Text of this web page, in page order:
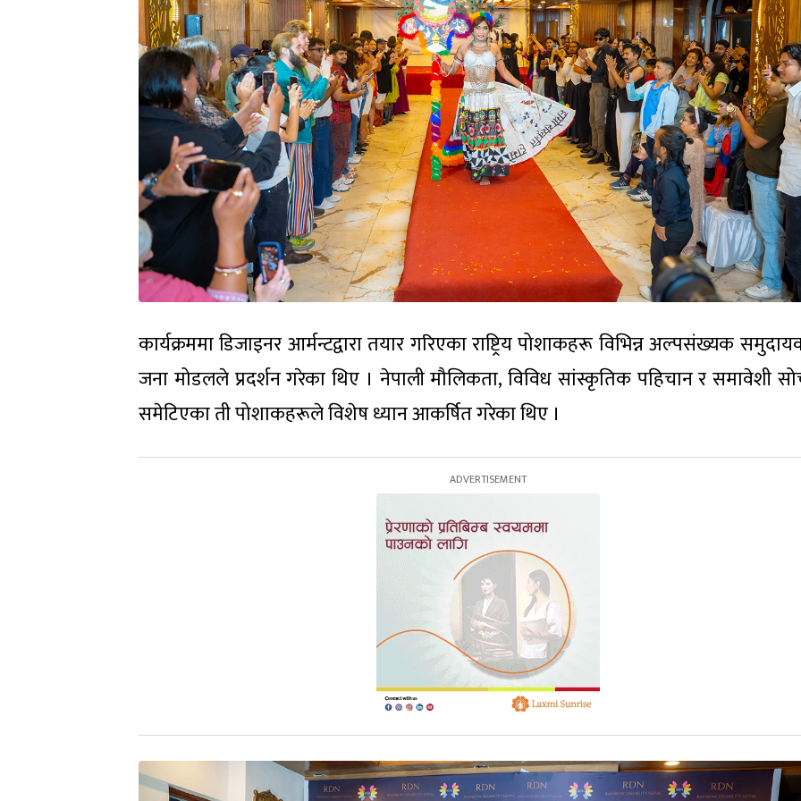
कार्यक्रममा डिजाइनर आर्मन्टद्वारा तयार गरिएका राष्ट्रिय पोशाकहरू विभिन्न अल्पसंख्यक
जना मोडलले प्रदर्शन गरेका थिए । नेपाली मौलिकता, विविध सांस्कृतिक पहिचान र समावेशी
समेटिएका ती पोशाकहरूले विशेष ध्यान आकर्षित गरेका थिए ।